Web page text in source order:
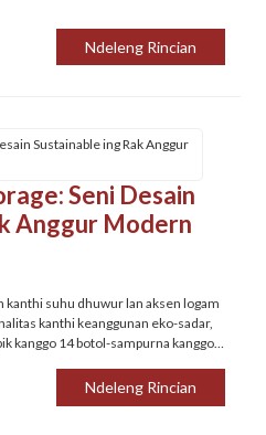
Ndeleng Rincian
Seni Desain
Anggur Modern
kanthi suhu dhuwur lan aksen logam
kanthi keanggunan eko-sadar,
kanggo 14 botol-sampurna kanggo
Ndeleng Rincian